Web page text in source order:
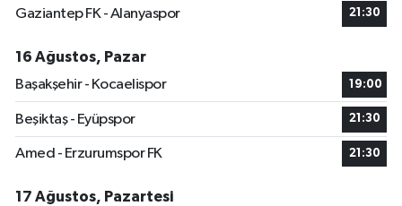
Gaziantep FK - Alanyaspor 21:30
16 Ağustos, Pazar
Başakşehir - Kocaelispor
19:00
Beşiktaş - Eyüpspor 21:30
Amed - Erzurumspor FK 21:30
17 Ağustos, Pazartesi